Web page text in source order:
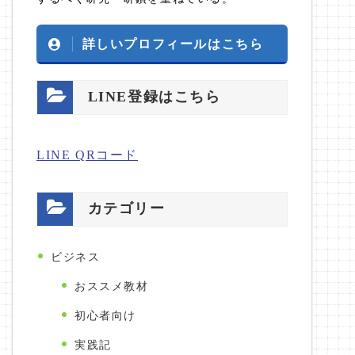
詳しいプロフィールはこちら
LINE登録はこちら
LINE QRコード
カテゴリー
ビジネス
おススメ教材
初心者向け
実践記